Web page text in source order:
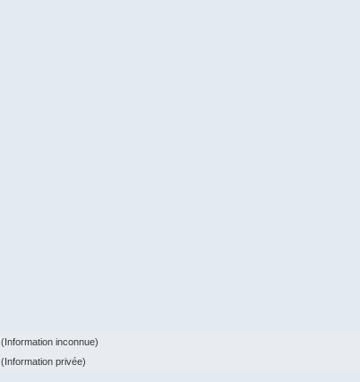
(Information inconnue)
(Information privée)